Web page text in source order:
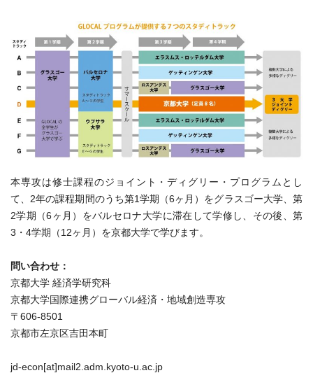
本専攻は修士課程のジョイント・ディグリー・プログラムとし
て、2年の課程期間のうち第1学期（6ヶ月）をグラスゴー大学、第
2学期（6ヶ月）をバルセロナ大学に滞在して学修し、その後、第
3・4学期（12ヶ月）を京都大学で学びます。
問い合わせ：
京都大学 経済学研究科
京都大学国際連携グローバル経済・地域創造専攻
〒606-8501
京都市左京区吉田本町
jd-econ[at]mail2.adm.kyoto-u.ac.jp